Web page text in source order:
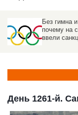
Без гимна
почему на
ввели
День 1261-й.